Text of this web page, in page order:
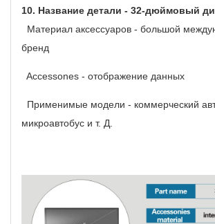
10. Название детали - 32-дюймовый
Материал аксессуаров - большой
бренд
Accessones - отображение данных
Применимые модели - коммерческий
микроавтобус и т. Д.